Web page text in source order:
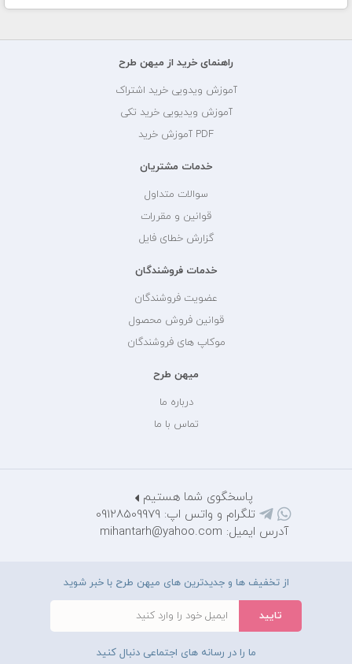
راهنمای خرید از میهن طرح
آموزش ویدویی خرید اشتراک
آموزش ویدیویی خرید تکی
PDF آموزش خرید
خدمات مشتریان
سوالات متداول
قوانین و مقررات
گزارش خطای فایل
خدمات فروشندگان
عضویت فروشندگان
قوانین فروش محصول
موکاپ های فروشندگان
میهن طرح
درباره ما
تماس با ما
پاسخگوی شما هستیم
تلگرام و واتس اپ: 09128509979
آدرس ایمیل: mihantarh@yahoo.com
از تخفیف ها و جدیدترین های میهن طرح با خبر شوید
ما را در رسانه های اجتماعی دنبال کنید